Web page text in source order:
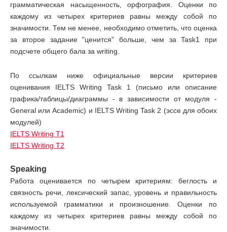
грамматическая насыщенность, орфография. Оценки по
каждому из четырех критериев равны между собой по
значимости. Тем не менее, необходимо отметить, что оценка
за второе задание "ценится" больше, чем за Task1 при
подсчете общего бала за writing.
По ссылкам ниже официальные версии критериев
оценивания IELTS Writing Task 1 (письмо или описание
графика/таблицы/диаграммы - в зависимости от модуля -
General или Academic) и IELTS Writing Task 2 (эcce для обоих
модулей)
IELTS Writing T1
IELTS Writing T2
Speaking
Работа оценивается по четырем критериям: беглость и
связность речи, лексический запас, уровень и правильность
используемой грамматики и произношение. Оценки по
каждому из четырех критериев равны между собой по
значимости.